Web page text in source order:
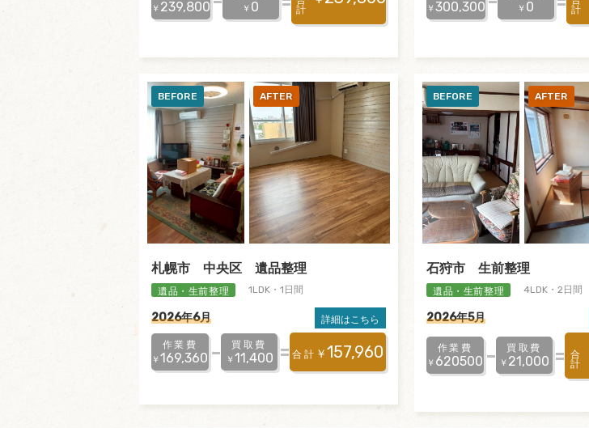
￥239,800 ￥0 計 ￥300,300 ￥0 計
札幌市 中央区 遺品整理
遺品・生前整理 1LDK・1日間
2026年6月
詳細はこちら
作業費
￥169,360
買取費
￥11,400 合計 ￥157,960
石狩市 生前整理
遺品・生前整理 4LDK・2日間
2026年5月
作業費
￥620500
買取費
￥21,000
合
計